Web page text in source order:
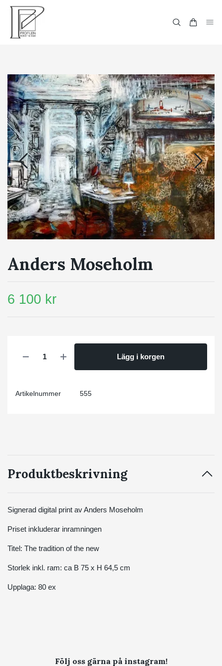
Anders Moseholm
6 100 kr
Lägg i korgen
Artikelnummer 555
Produktbeskrivning
Signerad digital print av Anders Moseholm
Priset inkluderar inramningen
Titel: The tradition of the new
Storlek inkl. ram: ca B 75 x H 64,5 cm
Upplaga: 80 ex
Följ oss gärna på instagram!